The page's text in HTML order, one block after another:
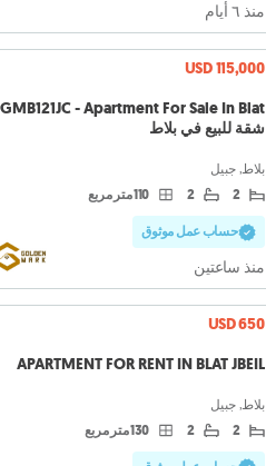
منذ ٦ أيام
USD 115,000
شقة للبيع في بلاط
بلاط, جبيل
2
2 110 متر مربع
حساب عمل موثوق
منذ ساعتين
USD 650
APARTMENT FOR RENT IN BLAT JBEIL
بلاط, جبيل
2
2 130 متر مربع